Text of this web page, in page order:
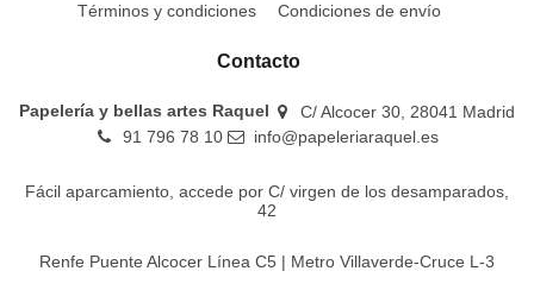
Términos y condiciones Condiciones de envío
Contacto
Papelería y bellas artes Raquel
C/ Alcocer 30, 28041 Madrid
91 796 78 10
info@papeleriaraquel.es
Fácil aparcamiento, accede por C/ virgen de los desamparados,
42
Renfe Puente Alcocer Línea C5 | Metro Villaverde-Cruce L-3